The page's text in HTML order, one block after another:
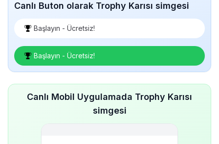
Canlı Buton olarak Trophy Karısı simgesi
Başlayın - Ücretsiz!
Başlayın - Ücretsiz!
Canlı Mobil Uygulamada Trophy Karısı
simgesi